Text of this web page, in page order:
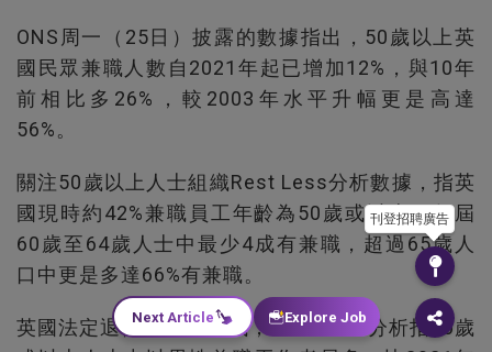
ONS周一（25日）披露的數據指出，50歲以上英
國民眾兼職人數自2021年起已增加12%，與10年
前相比多26%，較2003年水平升幅更是高達
56%。
關注50歲以上人士組織Rest Less分析數據，指英
國現時約42%兼職員工年齡為50歲或以上。年屆
60歲至64歲人士中最少4成有兼職，超過65歲人
口中更是多達66%有兼職。
英國法定退休年齡為66歲，Rest Less分析指66歲
刊登招聘廣告
Next Article Explore Job